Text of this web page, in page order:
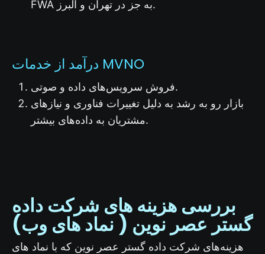
FWA به جز در تهران و البرز.
درآمد از خدمات MVNO
فروش سرویس‌های داده و صوتی.
بازار رو به رشد به دلیل تغییرات فناوری و نیازهای
مشتریان به داده‌های بیشتر.
بررسی هزینه های شرکت داده
گستر عصر نوین ( نماد های وب)
هزینه‌های شرکت داده گستر عصر نوین که با نماد های